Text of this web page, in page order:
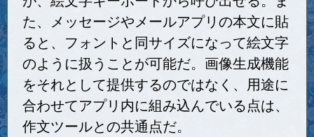
た、メッセージやメールアプリの本文に貼
ると、フォントと同サイズになって絵文字
のように扱うことが可能だ。画像生成機能
をそれとして提供するのではなく、用途に
合わせてアプリ内に組み込んでいる点は、
作文ツールとの共通点だ。